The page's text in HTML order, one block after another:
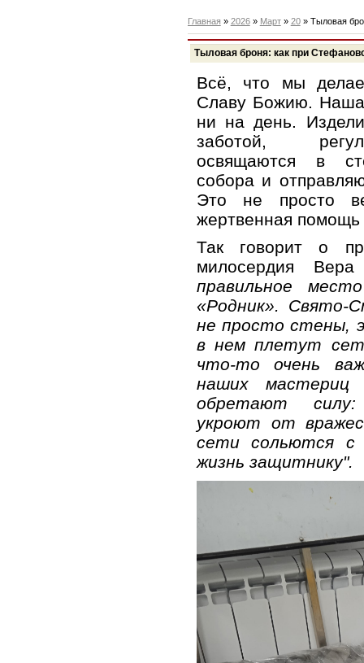
Главная » 2026 » Март » 20» Тыловая
Тыловая броня: как при
Всё, что мы
Славу Божию. Наша
ни на день.
заботой,
освящаются в
собора и
Это не просто
жертвенная помощь
Так говорит о
милосердия
правильное
«Родник». Свято-
не просто стены,
в нем плетут
что-то очень
наших
обретают
укроют от
сети сольются с
жизнь защитнику".